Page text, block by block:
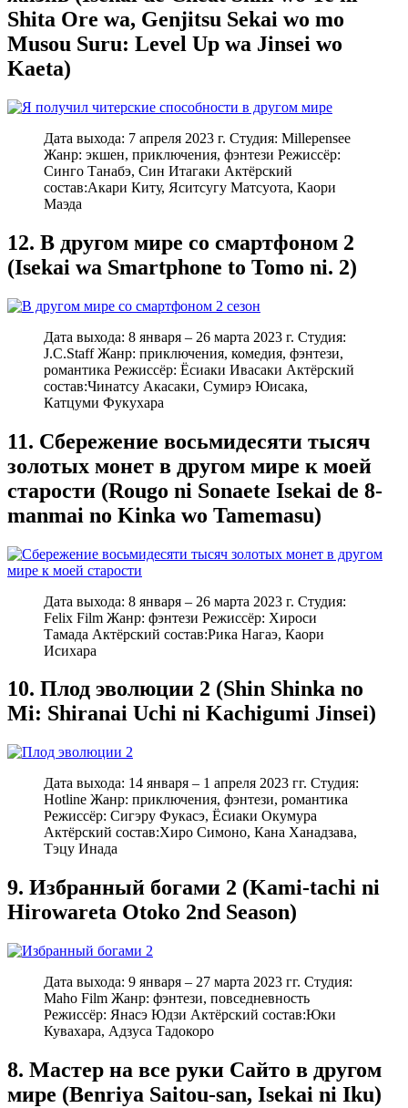
Shita Ore wa, Genjitsu Sekai wo mo
Musou Suru: Level Up wa Jinsei wo
Kaeta)
Дата выхода: 7 апреля 2023 г. Студия: Millepensee
Жанр: экшен, приключения, фэнтези Режиссёр:
Синго Танабэ, Син Итагаки Актёрский
состав:Акари Киту, Яситсугу Матсуота, Каори
Маэда
12. В другом мире со смартфоном 2
(Isekai wa Smartphone to Tomo ni. 2)
Дата выхода: 8 января – 26 марта 2023 г. Студия:
J.C.Staff Жанр: приключения, комедия, фэнтези,
романтика Режиссёр: Ёсиаки Ивасаки Актёрский
состав:Чинатсу Акасаки, Сумирэ Юисака,
Катцуми Фукухара
11. Сбережение восьмидесяти тысяч
золотых монет в другом мире к моей
старости (Rougo ni Sonaete Isekai de 8-
manmai no Kinka wo Tamemasu)
Дата выхода: 8 января – 26 марта 2023 г. Студия:
Felix Film Жанр: фэнтези Режиссёр: Хироси
Тамада Актёрский состав:Рика Нагаэ, Каори
Исихара
10. Плод эволюции 2 (Shin Shinka no
Mi: Shiranai Uchi ni Kachigumi Jinsei)
Дата выхода: 14 января – 1 апреля 2023 гг. Студия:
Hotline Жанр: приключения, фэнтези, романтика
Режиссёр: Сигэру Фукасэ, Ёсиаки Окумура
Актёрский состав:Хиро Симоно, Кана Ханадзава,
Тэцу Инада
9. Избранный богами 2 (Kami-tachi ni
Hirowareta Otoko 2nd Season)
Дата выхода: 9 января – 27 марта 2023 гг. Студия:
Maho Film Жанр: фэнтези, повседневность
Режиссёр: Янасэ Юдзи Актёрский состав:Юки
Кувахара, Адзуса Тадокоро
8. Мастер на все руки Сайто в другом
мире (Benriya Saitou-san, Isekai ni Iku)